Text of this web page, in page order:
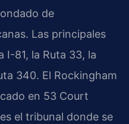
de
Las principales
I-81, la Ruta 33, la
340. El Rockingham
en 53 Court
el tribunal donde se